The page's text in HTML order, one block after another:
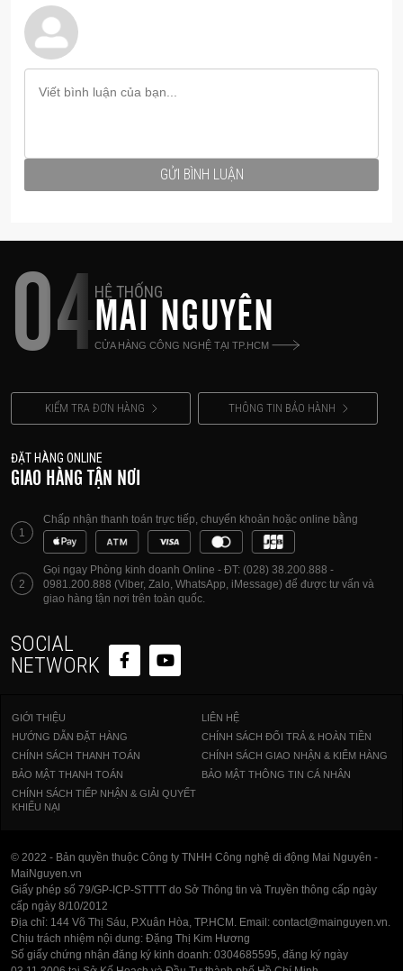
GỬI BÌNH LUẬN
04HỆ THỐNG
MAI NGUYÊN
CỬA HÀNG CÔNG NGHỆ TẠI TP.HCM
KIỂM TRA ĐƠN HÀNG THÔNG TIN BẢO HÀNH
ĐẶT HÀNG ONLINE
GIAO HÀNG TẬN NƠI
1
Chấp nhận thanh toán trực tiếp, chuyển khoản hoặc online bằng
2
Gọi ngay Phòng kinh doanh Online - ĐT: (028) 38.200.888 -
0981.200.888 (Viber, Zalo, WhatsApp, iMessage) để được tư vấn và
giao hàng tận nơi trên toàn quốc.
SOCIAL
NETWORK
GIỚI THIỆU
LIÊN HỆ
HƯỚNG DẪN ĐẶT HÀNG
CHÍNH SÁCH ĐỔI TRẢ & HOÀN TIỀN
CHÍNH SÁCH THANH TOÁN
CHÍNH SÁCH GIAO NHẬN & KIỂM HÀNG
BẢO MẬT THANH TOÁN
BẢO MẬT THÔNG TIN CÁ NHÂN
CHÍNH SÁCH TIẾP NHẬN & GIẢI QUYẾT
KHIẾU NẠI
© 2022 - Bản quyền thuộc Công ty TNHH Công nghệ di động Mai Nguyên -
MaiNguyen.vn
Giấy phép số 79/GP-ICP-STTTT do Sở Thông tin và Truyền thông cấp ngày
cấp ngày 8/10/2012
Địa chỉ: 144 Võ Thị Sáu, P.Xuân Hòa, TP.HCM. Email: contact@mainguyen.vn.
Chịu trách nhiệm nội dung: Đặng Thị Kim Hương
Số giấy chứng nhận đăng ký kinh doanh: 0304685595, đăng ký ngày